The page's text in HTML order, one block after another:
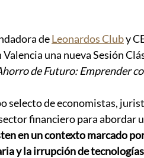
de Leonardos Club y
una nueva Sesión
de Futuro: Emprender
selecto de economistas,
financiero para abordar
en un contexto marcado
y la irrupción de